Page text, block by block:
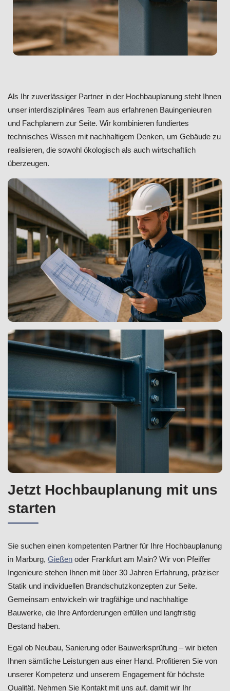
Als Ihr zuverlässiger Partner in der Hochbauplanung steht Ihnen
unser interdisziplinäres Team aus erfahrenen Bauingenieuren
und Fachplanern zur Seite. Wir kombinieren fundiertes
technisches Wissen mit nachhaltigem Denken, um Gebäude zu
realisieren, die sowohl ökologisch als auch wirtschaftlich
überzeugen.
Jetzt Hochbauplanung mit uns
starten
Sie suchen einen kompetenten Partner für Ihre Hochbauplanung
in Marburg, Gießen oder Frankfurt am Main? Wir von Pfeiffer
Ingenieure stehen Ihnen mit über 30 Jahren Erfahrung, präziser
Statik und individuellen Brandschutzkonzepten zur Seite.
Gemeinsam entwickeln wir tragfähige und nachhaltige
Bauwerke, die Ihre Anforderungen erfüllen und langfristig
Bestand haben.
Egal ob Neubau, Sanierung oder Bauwerksprüfung – wir bieten
Ihnen sämtliche Leistungen aus einer Hand. Profitieren Sie von
unserer Kompetenz und unserem Engagement für höchste
Qualität. Nehmen Sie Kontakt mit uns auf, damit wir Ihr